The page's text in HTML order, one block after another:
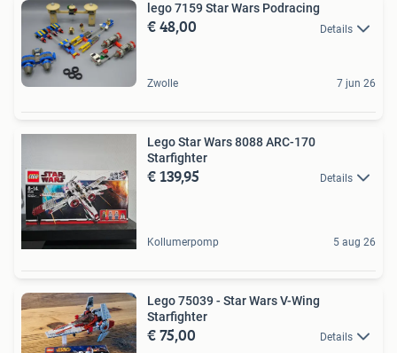
lego 7159 Star Wars Podracing
€ 48,00 Details
Zwolle 7 jun 26
Lego Star Wars 8088 ARC-170
Starfighter
€ 139,95 Details
Kollumerpomp 5 aug 26
Lego 75039 - Star Wars V-Wing
Starfighter
€ 75,00 Details